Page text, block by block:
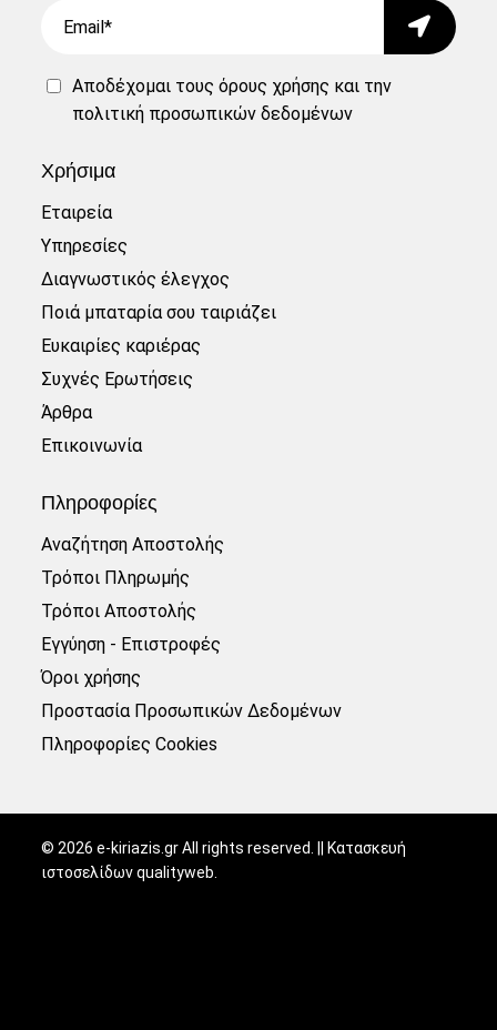
Submit
Αποδέχομαι τουςόρους χρήσης και την
πολιτική προσωπικών δεδομένων
Χρήσιμα
Εταιρεία
Υπηρεσίες
Διαγνωστικός έλεγχος
Ποιά μπαταρία σου ταιριάζει
Ευκαιρίες καριέρας
Συχνές Ερωτήσεις
Άρθρα
Επικοινωνία
Πληροφορίες
Αναζήτηση Αποστολής
Τρόποι Πληρωμής
Τρόποι Αποστολής
Εγγύηση - Επιστροφές
Όροι χρήσης
Προστασία Προσωπικών Δεδομένων
Πληροφορίες Cookies
©2026 e-kiriazis.gr All rights reserved. || Κατασκευή
ιστοσελίδωνqualityweb.